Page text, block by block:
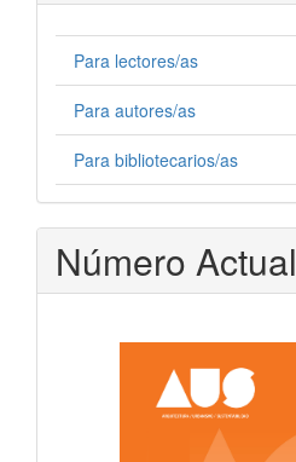
Para lectores/as
Para autores/as
Para bibliotecarios/as
Número Actual